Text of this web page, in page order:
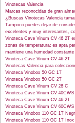
Vinotecas Valencia
Marcas reconocidas de gran
¿Buscas Vinotecas Valencia
Tampoco puedes dejar de
excelentes y muy interesantes,
Vinoteca Cave Vinum CV 46 2T
zonas de temperatura; es apta
mantiene una humedad constante
Vinoteca Cave Vinum CV 46 2T
Vinotecas Valencia para
Vinoteca Vinobox 50 GC 1T
Vinoteca Vinobox 50 GC 2T
Vinoteca Cave Vinum CV 28 C
Vinoteca Cave Vinum CV 40CWS
Vinoteca Cave Vinum CV 46 2T
Vinoteca Cave Vinum CV 60CWS
Vinoteca Vinobox 110 GC 1T
Vinoteca Vinobox 110 GC 1T Inox